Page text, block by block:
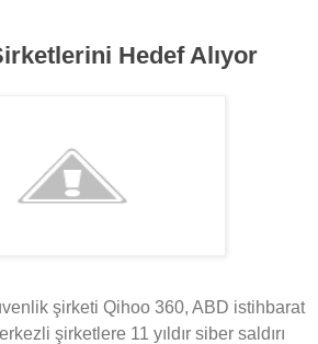
Hedef Alıyor
şirketi Qihoo 360, ABD istihbarat
şirketlere 11 yıldır siber saldırı